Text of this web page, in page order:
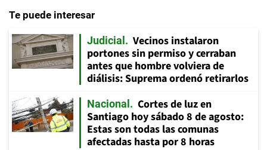
Te puede interesar
Judicial
Vecinos instalaron
portones sin permiso y cerraban
antes que hombre volviera de
diálisis: Suprema ordenó retirarlos
Nacional
Cortes de luz en
Santiago hoy sábado 8 de agosto:
Estas son todas las comunas
afectadas hasta por 8 horas